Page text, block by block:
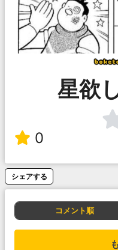
星欲
0
シェアする
コメント順